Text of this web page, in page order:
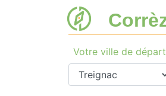
Votre ville de départ